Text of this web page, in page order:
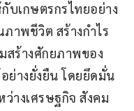
บเกษตรกรไทยอย่าง
าพชีวิต สร้างกำไร
สร้างศักยภาพของ
ย่างยั่งยืน โดยยึดมั่น
างเศรษฐกิจ สังคม